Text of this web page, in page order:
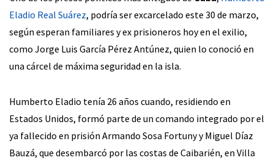
Eladio Real Suárez, podría ser excarcelado este 30 de marzo,
según esperan familiares y ex prisioneros hoy en el exilio,
como Jorge Luis García Pérez Antúnez, quien lo conoció en
una cárcel de máxima seguridad en la isla.
Humberto Eladio tenía 26 años cuando, residiendo en
Estados Unidos, formó parte de un comando integrado por el
ya fallecido en prisión Armando Sosa Fortuny y Miguel Díaz
Bauzá, que desembarcó por las costas de Caibarién, en Villa